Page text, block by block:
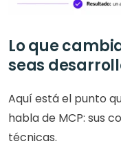
Lo que
seas
Aquí está el punto
habla de MCP: sus
técnicas.